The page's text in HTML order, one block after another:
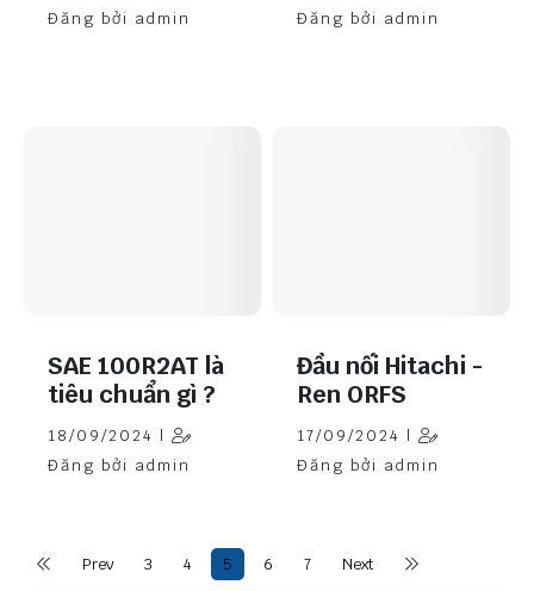
Đăng bởi admin
Đăng bởi admin
SAE 100R2AT là
tiêu chuẩn gì ?
18/09/2024 |
Đăng bởi admin
Đầu nối Hitachi -
Ren ORFS
17/09/2024 |
Đăng bởi admin
Prev 3 4 5 6 7 Next